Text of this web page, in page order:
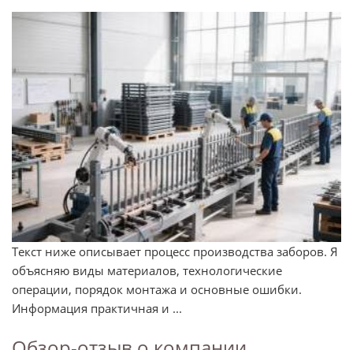
Текст ниже описывает процесс производства заборов. Я
объясняю виды материалов, технологические
операции, порядок монтажа и основные ошибки.
Информация практичная и ...